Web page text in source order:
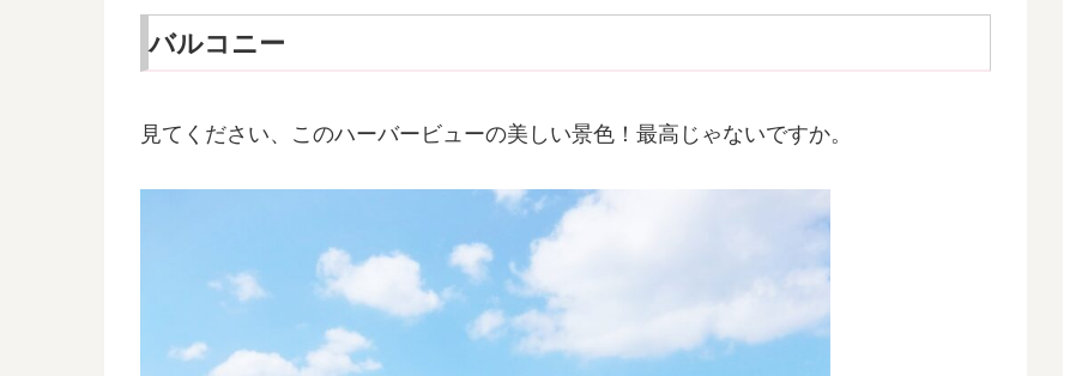
バルコニー
見てください、このハーバービューの美しい景色！最高じゃないですか。